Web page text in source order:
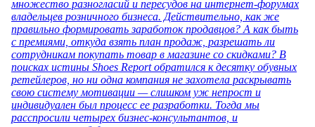
множество разногласий и пересудов на интернет-форумах
владельцев розничного бизнеса. Действительно, как же
правильно формировать заработок продавцов? А как быть
с премиями, откуда взять план продаж, разрешать ли
сотрудникам покупать товар в магазине со скидками? В
поисках истины Shoes Report обратился к десятку обувных
ретейлеров, но ни одна компания не захотела раскрывать
свою систему мотивации — слишком уж непрост и
индивидуален был процесс ее разработки. Тогда мы
расспросили четырех бизнес-консультантов, и